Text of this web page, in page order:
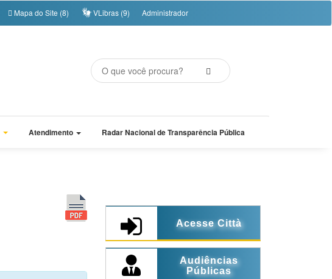
Mapa do Site (8) VLibras (9) Administrador
Atendimento Radar Nacional de Transparência Pública
Acesse Città
Audiências
Públicas